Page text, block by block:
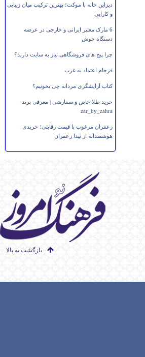
دیزاین خانه با موکت؛ بهترین ترکیب میان زیبایی
و کارایی
6 مارک معتبر ایرانی و خارجی در عرضه
دستگاه جوش
چرا پیج های فروشگاهی نیاز به سایت دارند؟
فرجام اعتماد به غرب
کتاب آرایشگری مردانه چی بخونیم؟
خرید طلا خاص و سفارشی | معرفی برند
zar_by_zahra
زعفران مرغوب با قیمت رقابتی؛ خریدی
هوشمندانه از تیدا زعفران
بازگشت به بالا